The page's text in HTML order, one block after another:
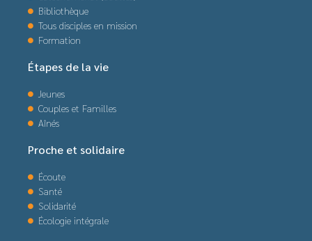
Bibliothèque
Tous disciples en mission
Formation
Étapes de la vie
Jeunes
Couples et Familles
Aînés
Proche et solidaire
Écoute
Santé
Solidarité
Écologie intégrale